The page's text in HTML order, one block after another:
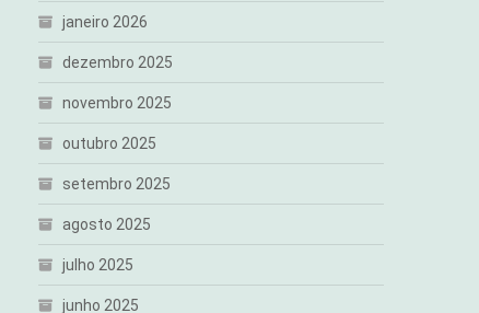
janeiro 2026
dezembro 2025
novembro 2025
outubro 2025
setembro 2025
agosto 2025
julho 2025
junho 2025